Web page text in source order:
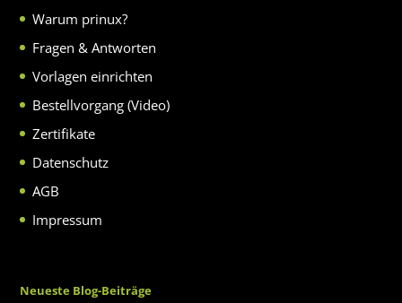
Warum prinux?
Fragen & Antworten
Vorlagen einrichten
Bestellvorgang (Video)
Zertifikate
Datenschutz
AGB
Impressum
Neueste Blog-Beiträge